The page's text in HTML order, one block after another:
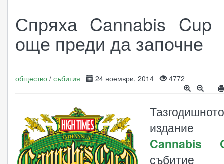
Галерия
Спряха Cannabis Cup
още преди да започне
общество / събития 24 ноември, 2014 4772
Тазгодишното
Cannabis
събитие